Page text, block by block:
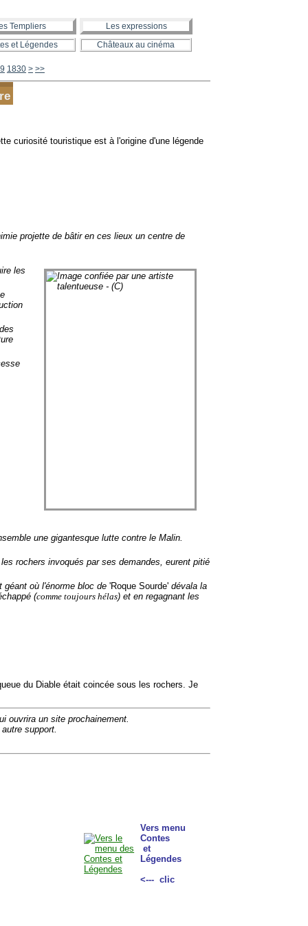
Templiers
Les expressions
et Légendes Châteaux au cinéma
1830 1840
1850
1860
1870
1880
1890
1900
2000
2100
2200
2300
2400
2500
2600
2700
2800
2900
3000
3100
3200
3300
3400
3500
3600
3700
3800
3900
4000
4100
4200
4300
4400
4500
4600
4700
4800
4900
5000
5100
5200
5300
5400
5500
5600
> >>
curiosité touristique est à l'origine d'une légende
projette de bâtir en ces lieux un centre de
les
une gigantesque lutte contre le Malin.
rochers invoqués par ses demandes, eurent pitié
où l'énorme bloc de 'Roque Sourde'dévala la
(comme toujours hélas) et en regagnant les
du Diable était coincée sous les rochers. Je
ouvrira un site prochainement.
support.
Vers menu
Contes
et
Légendes
<--- clic